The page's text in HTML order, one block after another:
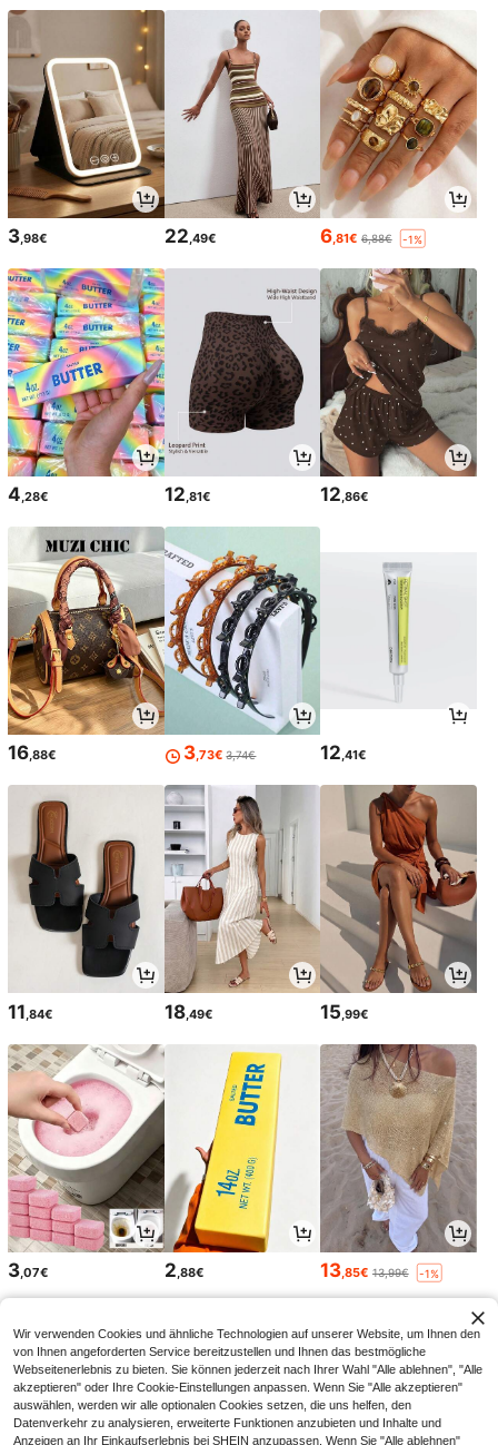
3 ,98€ 22 ,49€ 6 ,81€ 6,88€ -1%
4,28€ 12,81€ 12,86€
16,88€ 3,73€ 3,74€ 12,41€
11 ,84€ 18,49€ 15 ,99€
3 ,07€ 2 ,88€ 13 ,85€ 13,99€ -1%
Wir verwenden Cookies und ähnliche Technologien auf unserer Website, um Ihnen den
von Ihnen angeforderten Service bereitzustellen und Ihnen das bestmögliche
Webseitenerlebnis zu bieten. Sie können jederzeit nach Ihrer Wahl "Alle ablehnen", "Alle
akzeptieren" oder Ihre Cookie-Einstellungen anpassen. Wenn Sie "Alle akzeptieren"
auswählen, werden wir alle optionalen Cookies setzen, die uns helfen, den
Datenverkehr zu analysieren, erweiterte Funktionen anzubieten und Inhalte und
Anzeigen an Ihr Einkaufserlebnis bei SHEIN anzupassen. Wenn Sie "Alle ablehnen"